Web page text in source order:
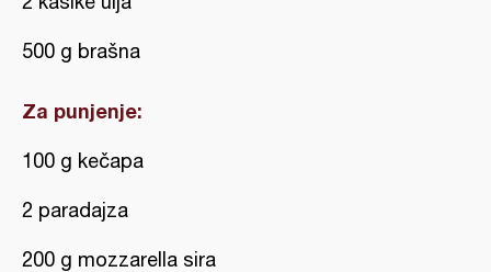
500 g brašna
Za punjenje:
100 g kečapa
2 paradajza
200 g mozzarella sira